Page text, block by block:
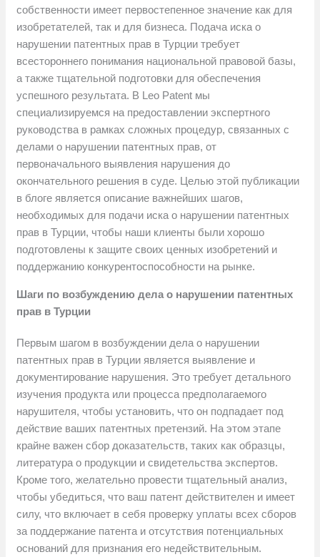
собственности имеет первостепенное значение как для
изобретателей, так и для бизнеса. Подача иска о
нарушении патентных прав в Турции требует
всестороннего понимания национальной правовой базы,
а также тщательной подготовки для обеспечения
успешного результата. В Leo Patent мы
специализируемся на предоставлении экспертного
руководства в рамках сложных процедур, связанных с
делами о нарушении патентных прав, от
первоначального выявления нарушения до
окончательного решения в суде. Целью этой публикации
в блоге является описание важнейших шагов,
необходимых для подачи иска о нарушении патентных
прав в Турции, чтобы наши клиенты были хорошо
подготовлены к защите своих ценных изобретений и
поддержанию конкурентоспособности на рынке.
Шаги по возбуждению дела о нарушении патентных
прав в Турции
Первым шагом в возбуждении дела о нарушении
патентных прав в Турции является выявление и
документирование нарушения. Это требует детального
изучения продукта или процесса предполагаемого
нарушителя, чтобы установить, что он подпадает под
действие ваших патентных претензий. На этом этапе
крайне важен сбор доказательств, таких как образцы,
литература о продукции и свидетельства экспертов.
Кроме того, желательно провести тщательный анализ,
чтобы убедиться, что ваш патент действителен и имеет
силу, что включает в себя проверку уплаты всех сборов
за поддержание патента и отсутствия потенциальных
оснований для признания его недействительным.